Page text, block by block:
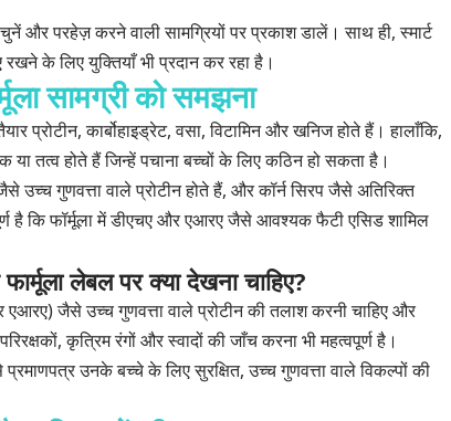
और परहेज़ करने वाली सामग्रियों पर प्रकाश डालें। साथ ही, स्मार्ट
के लिए युक्तियाँ भी प्रदान कर रहा है।
सामग्री को समझना
कार्बोहाइड्रेट, वसा, विटामिन और खनिज होते हैं। हालाँकि,
तत्व होते हैं जिन्हें पचाना बच्चों के लिए कठिन हो सकता है।
उच्च गुणवत्ता वाले प्रोटीन होते हैं, और कॉर्न सिरप जैसे अतिरिक्त
है कि फॉर्मूला में डीएचए और एआरए जैसे आवश्यक फैटी एसिड शामिल
लेबल पर क्या देखना चाहिए?
जैसे उच्च गुणवत्ता वाले प्रोटीन की तलाश करनी चाहिए और
कृत्रिम रंगों और स्वादों की जाँच करना भी महत्वपूर्ण है।
उनके बच्चे के लिए सुरक्षित, उच्च गुणवत्ता वाले विकल्पों की